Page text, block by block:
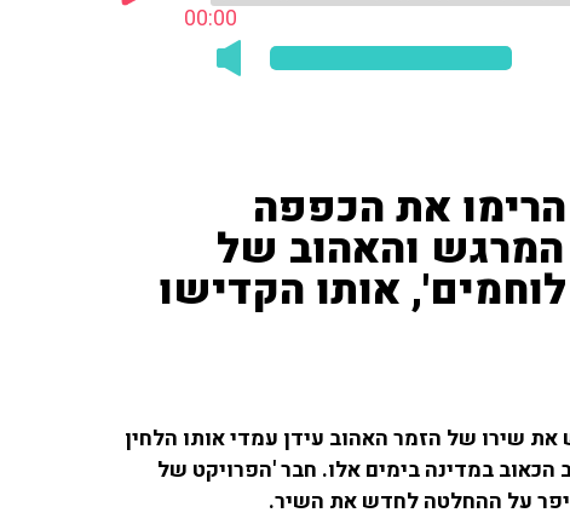
00:00
את הכפפה
והאהוב של
אותו הקדישו
שירו של הזמר האהוב עידן עמדי אותו הלחין
במדינה בימים אלו. חבר 'הפרויקט של